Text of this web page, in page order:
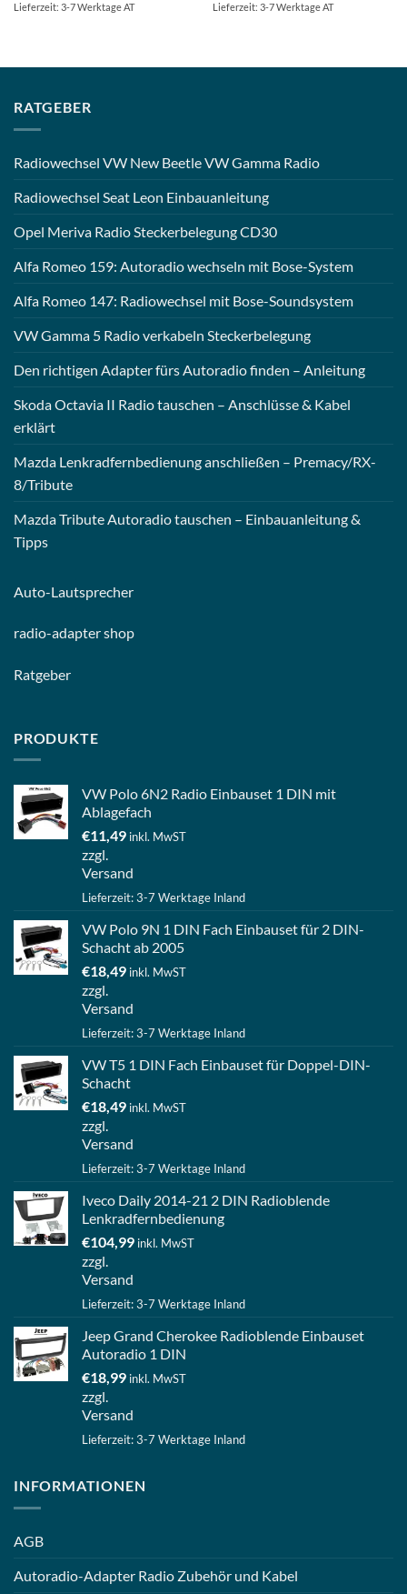
Lieferzeit: 3-7 Werktage AT Lieferzeit: 3-7 Werktage AT
RATGEBER
Radiowechsel VW New Beetle VW Gamma Radio
Radiowechsel Seat Leon Einbauanleitung
Opel Meriva Radio Steckerbelegung CD30
Alfa Romeo 159: Autoradio wechseln mit Bose-System
Alfa Romeo 147: Radiowechsel mit Bose-Soundsystem
VW Gamma 5 Radio verkabeln Steckerbelegung
Den richtigen Adapter fürs Autoradio finden – Anleitung
Skoda Octavia II Radio tauschen – Anschlüsse & Kabel
erklärt
Mazda Lenkradfernbedienung anschließen – Premacy/RX-
8/Tribute
Mazda Tribute Autoradio tauschen – Einbauanleitung &
Tipps
Auto-Lautsprecher
radio-adapter shop
Ratgeber
PRODUKTE
VW Polo 6N2 Radio Einbauset 1 DIN mit
Ablagefach
€11,49 inkl. MwST
zzgl.
Versand
Lieferzeit: 3-7 Werktage Inland
VW Polo 9N 1 DIN Fach Einbauset für 2 DIN-
Schacht ab 2005
€18,49 inkl. MwST
zzgl.
Versand
Lieferzeit: 3-7 Werktage Inland
VW T5 1 DIN Fach Einbauset für Doppel-DIN-
Schacht
€18,49 inkl. MwST
zzgl.
Versand
Lieferzeit: 3-7 Werktage Inland
Iveco Daily 2014-21 2 DIN Radioblende
Lenkradfernbedienung
€104,99 inkl. MwST
zzgl.
Versand
Lieferzeit: 3-7 Werktage Inland
Jeep Grand Cherokee Radioblende Einbauset
Autoradio 1 DIN
€18,99 inkl. MwST
zzgl.
Versand
Lieferzeit: 3-7 Werktage Inland
INFORMATIONEN
AGB
Autoradio-Adapter Radio Zubehör und Kabel